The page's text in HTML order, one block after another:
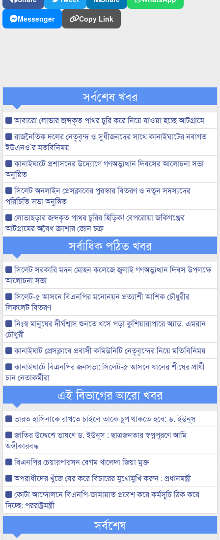
Messenger
Copy Link
সর্বশেষ খবর
আবারো লোভার জব্দকৃত পাথর চুরি করে নিয়ে যাওয়া হচ্ছে আটগ্রামে
রাজনৈতিক দলের নেতৃবৃন্দ ও সুধীজনদের সাথে কানাইঘাটের নবাগত
ইউএনও’র মতবিনিময়
কানাইঘাটে প্রশাসনের উদ্যোগে গণঅভ্যুত্থান দিবসের আলোচনা সভা
অনুষ্ঠিত
সিলেট অনলাইন প্রেসক্লাবের পুরস্কার বিতরণ ও নতুন সদস্যদের
পরিচিতি সভা অনুষ্ঠিত
লোভাছড়ার জব্দকৃত পাথর চুরির হিড়িক! বেপরোয়া জকিগঞ্জের
আটগ্রামের অবৈধ ক্রাশার জোন চক্র
সর্বাধিক পঠিত খবর
সিলেট সরকারি মদন মোহন কলেজে জুলাই গণঅভ্যুত্থান দিবস উপলক্ষে
আলোচনা সভা
সিলেট-৫ আসনে বিএনপির মনোনয়ন প্রত্যাশী আশিক চৌধুরীর
লিফলেট বিতরণ
নিঃস্ব মানুষের দীর্ঘশ্বাস শুনতে ধসে পড়া কুশিয়ারাপারে অ্যাড. এমরান
চৌধুরী
কানাইঘাট প্রেসক্লাবে প্রবাসী কমিউনিটি নেতৃবৃন্দের নিয়ে মতিবিনিময়
কানাইঘাটে বিএনপির জনসভা: সিলেট-৫ আসনে ধানের শীষের প্রার্থী
চান নেতাকর্মীরা
এই বিভাগের আরো খবর
ভারত হাসিনাকে রাখতে চাইলে তাকে চুপ থাকতে হবে: ড. ইউনূস
জাতির উদ্দেশে ভাষণে ড. ইউনূস : ছাত্রজনতার স্বপ্নপূরণে আমি
অঙ্গীকারবদ্ধ
বিএনপির চেয়ারপারসন বেগম খালেদা জিয়া মুক্ত
অপরাধীদের খুঁজে বের করে বিচারের মুখোমুখি করুন : প্রধানমন্ত্রী
কোটা আন্দোলনে বিএনপি-জামায়াত প্রবেশ করে কর্মসূচি ঠিক করে
দিচ্ছে: পররাষ্ট্রমন্ত্রী
সর্বশেষ